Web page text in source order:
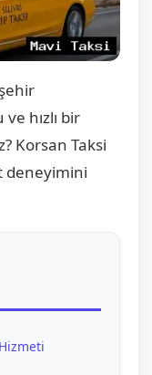
hızlı bir
Korsan Taksi
deneyimini